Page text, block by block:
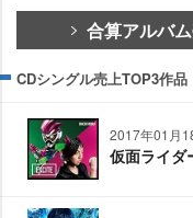
合算アルバ
CDシングル売上TOP3作品
2017年01月
仮面ライダ